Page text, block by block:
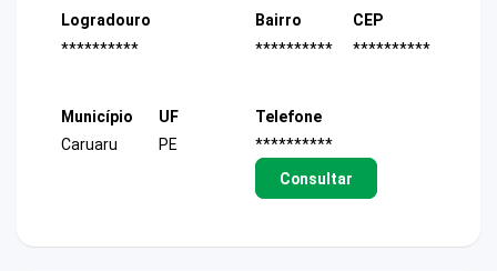
Logradouro
**********
Bairro
**********
CEP
**********
Município
Caruaru
UF
PE
Telefone
**********
Consultar